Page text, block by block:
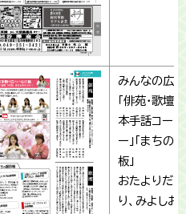
みんなの広場
「俳苑・歌壇」
本手話コーナ
ー」「まちの
板」
おたよりだよ
り、みよしお